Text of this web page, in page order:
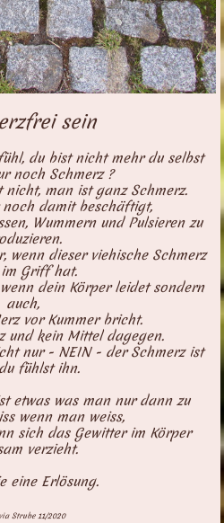
sein
du bist nicht mehr du selbst
noch Schmerz ?
man ist ganz Schmerz.
damit beschäftigt,
Wummern und Pulsieren zu
wenn dieser viehische Schmerz
Griff hat.
dein Körper leidet sondern
auch,
vor Kummer bricht.
und kein Mittel dagegen.
nur - NEIN - der Schmerz ist
fühlst ihn.
etwas was man nur dann zu
wenn man weiss,
sich das Gewitter im Körper
verzieht.
eine Erlösung.
Strube 11/2020